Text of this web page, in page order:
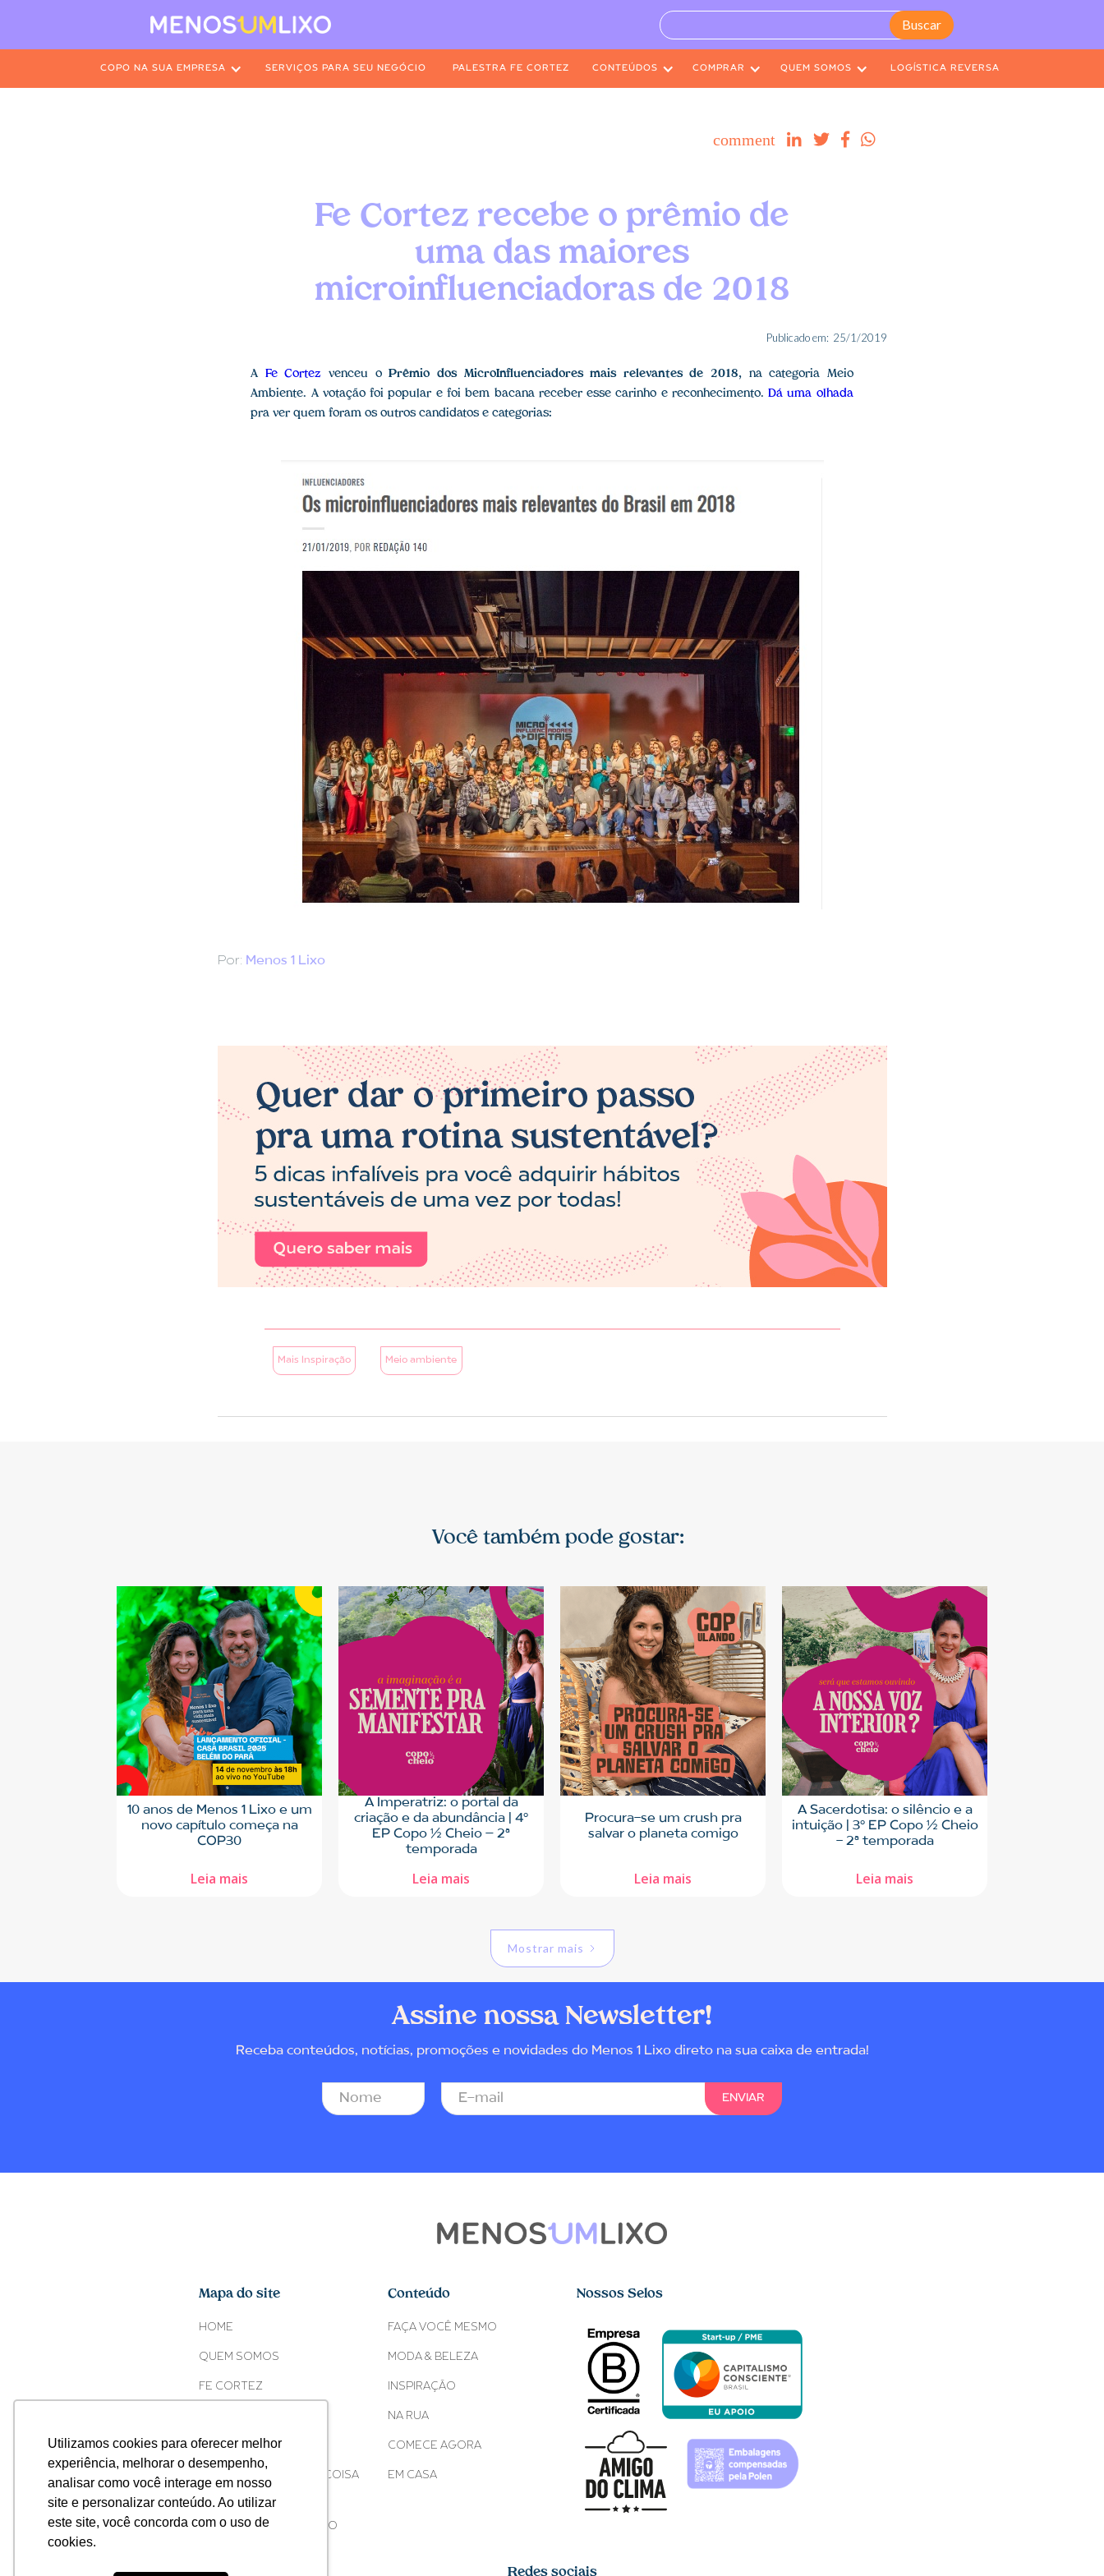
Utilizamos cookies para oferecer melhor
experiência, melhorar o desempenho,
analisar como você interage em nosso
site e personalizar conteúdo. Ao utilizar
este site, você concorda com o uso de
cookies.
COPO NA SUA EMPRESA SERVIÇOS PARA SEU NEGÓCIO PALESTRA FE CORTEZ CONTEÚDOS COMPRAR QUEM SOMOS LOGÍSTICA REVERSA
comment    
Fe Cortez recebe o prêmio de
uma das maiores
microinfluenciadoras de 2018
Publicado em: 25/1/2019
A Fe Cortez venceu oPrêmio dos MicroInfluenciadores mais relevantes de 2018, na categoria Meio
Ambiente. A votação foi popular e foi bem bacana receber esse carinho e reconhecimento.Dá uma olhada
pra ver quem foram os outros candidatos e categorias:
Menos 1 Lixo
Por:
Mais Inspiração Meio ambiente
Você também pode gostar:
10 anos de Menos 1 Lixo e um
novo capítulo começa na
COP30
Leia mais
A Imperatriz: o portal da
criação e da abundância | 4º
EP Copo ½ Cheio – 2ª
temporada
Leia mais
Procura-se um crush pra
salvar o planeta comigo
Leia mais
A Sacerdotisa: o silêncio e a
intuição | 3º EP Copo ½ Cheio
- 2ª temporada
Leia mais
Mostrar mais
Assine nossa Newsletter!
Receba conteúdos, notícias, promoções e novidades do Menos 1 Lixo direto na sua caixa de entrada!
Mapa do site
HOME
QUEM SOMOS
FE CORTEZ
ONDE ENCONTRAR
ACONTECEU ALGUMA COISA
COM O SEU COPO?
ATIVISMO CORPORATIVO
Conteúdo
FAÇA VOCÊ MESMO
MODA & BELEZA
INSPIRAÇÃO
NA RUA
COMECE AGORA
EM CASA
Nossos Selos
Redes sociais